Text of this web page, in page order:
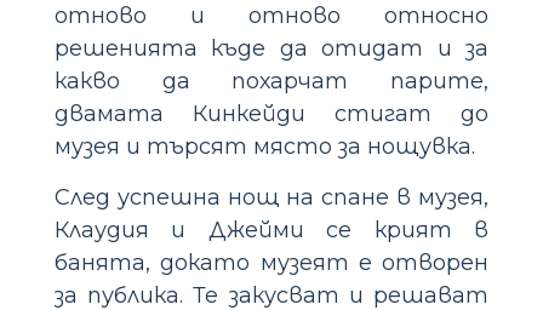
отново и отново относно
решенията къде да отидат и за
какво да похарчат парите,
двамата Кинкейди стигат до
музея и търсят място за нощувка.
След успешна нощ на спане в музея,
Клаудия и Джейми се крият в
банята, докато музеят е отворен
за публика. Те закусват и решават